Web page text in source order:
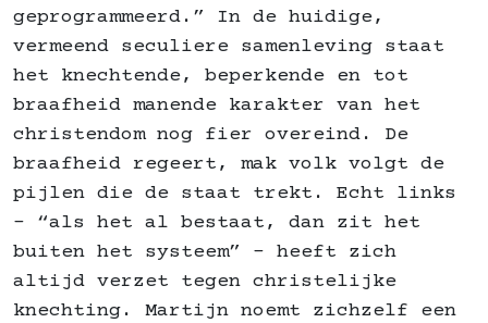
geprogrammeerd.” In de huidige,
vermeend seculiere samenleving staat
het knechtende, beperkende en tot
braafheid manende karakter van het
christendom nog fier overeind. De
braafheid regeert, mak volk volgt de
pijlen die de staat trekt. Echt links
– “als het al bestaat, dan zit het
buiten het systeem” – heeft zich
altijd verzet tegen christelijke
knechting. Martijn noemt zichzelf een